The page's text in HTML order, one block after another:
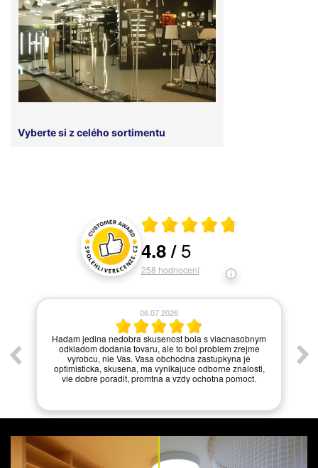
Vyberte si z celého sortimentu
Hodnocení a recenze zákazníků
Průměrné hodnocení 4.8 z 5
4.8/5
258 hodnocení
06.07.2026
Hadam jedina nedobra skusenost bola s viacnasobnym
odkladom dodania tovaru, ale to bol problem zrejme
vyrobcu, nie Vas. Vasa obchodna zastupkyna je
optimisticka, skusena, ma vynikajuce odborne znalosti,
vie dobre poradit, promtna a vzdy ochotna pomoct.